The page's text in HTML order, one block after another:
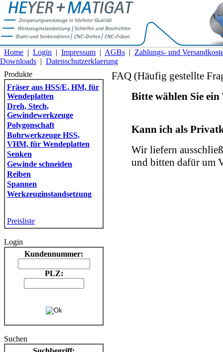
Home | Login | Impressum | AGBs | Zahlungs- und
Downloads | Datenschutzerklaerung
Produkte
Fräser aus HSS/E, HM, für
Wendeplatten
Dreh, Stech,
Gewindewerkzeuge
Polygonschaft
Bohrwerkzeuge HSS,
VHM, für Wendeplatten
Senken
Gewinde schneiden
Reiben
Spannen
Werkzeuginstandsetzung
Preisliste
Login
Kundennummer:
PLZ:
Suchen
FAQ (Häufig gestellte
Bitte wählen Sie ein
Kann ich als
Wir liefern
und bitten dafür um